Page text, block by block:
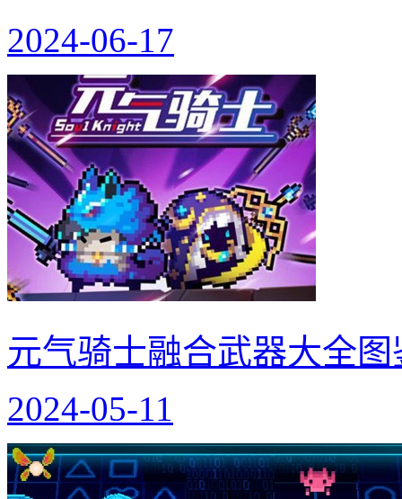
2024-06-17
元气骑士融合武器大全
2024-05-11